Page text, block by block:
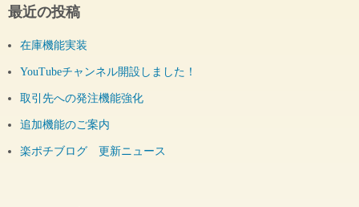
最近の投稿
在庫機能実装
YouTubeチャンネル開設しました！
取引先への発注機能強化
追加機能のご案内
楽ポチブログ 更新ニュース